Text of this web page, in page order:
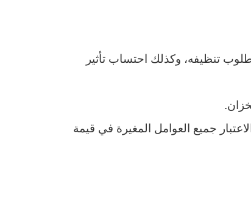
تنظيفه، وكذلك احتساب تأثير
جميع العوامل المغيرة في قيمة